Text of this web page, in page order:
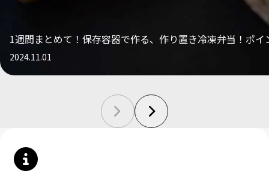
1週間まとめて！保存容器で作る、作り置き冷凍弁当！ポイ
2024.11.01